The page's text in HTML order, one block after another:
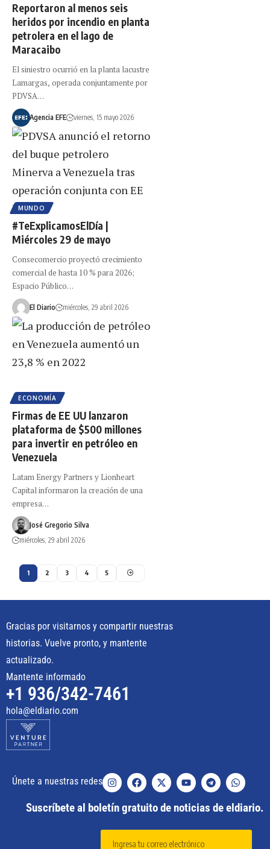
Reportaron al menos seis
heridos por incendio en planta
petrolera en el lago de
Maracaibo
El siniestro ocurrió en la planta lacustre
Lamargas, operada conjuntamente por
PDVSA…
Agencia EFE viernes, 15 mayo 2026
MUNDO
#TeExplicamosElDía |
Miércoles 29 de mayo
Consecomercio proyectó crecimiento
comercial de hasta 10 % para 2026;
Espacio Público…
El Diario miércoles, 29 abril 2026
ECONOMÍA
Firmas de EE UU lanzaron
plataforma de $500 millones
para invertir en petróleo en
Venezuela
Latam Energy Partners y Lionheart
Capital informaron la creación de una
empresa…
José Gregorio Silva
miércoles, 29 abril 2026
1 2 3 4 5
Gracias por visitarnos y compartir nuestras
historias. Vuelve pronto, y mantente
actualizado.
Mantente informado
+1 936/342-7461
hola@eldiario.com
Únete a nuestras redes
Suscríbete al boletín gratuito de noticias de eldiario.